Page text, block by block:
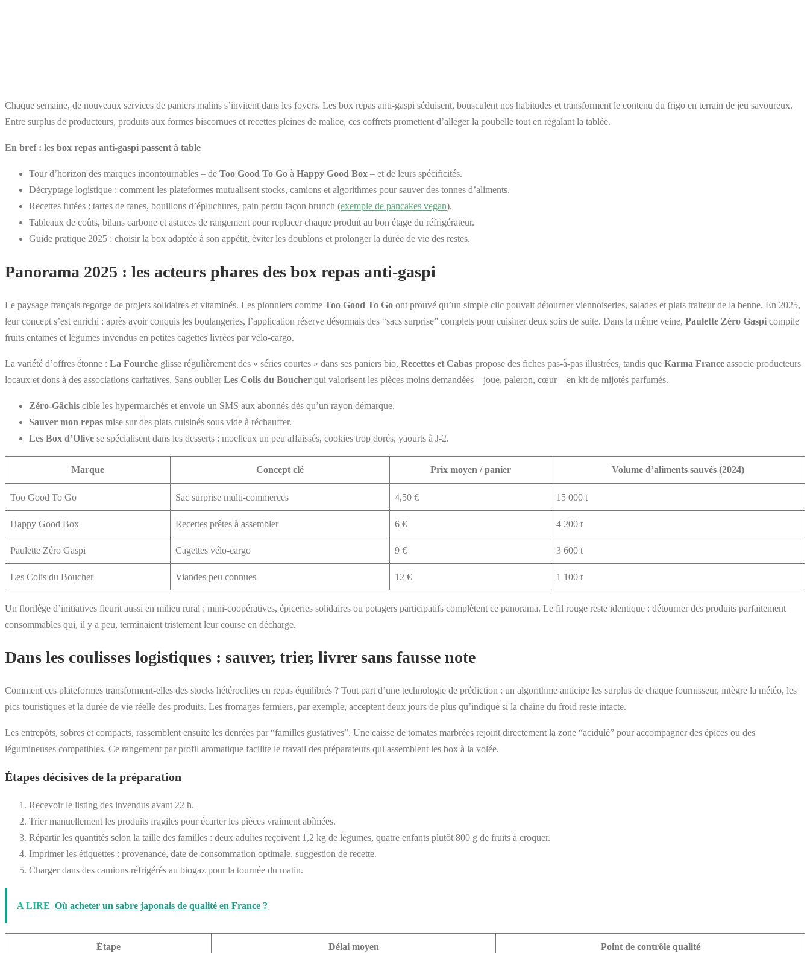
Chaque semaine, de nouveaux services de paniers malins s’invitent dans les foyers. Les box repas anti-gaspi séduisent, bousculent nos habitudes et transforment le contenu du frigo en terrain de jeu savoureux.
Entre surplus de producteurs, produits aux formes biscornues et recettes pleines de malice, ces coffrets promettent d’alléger la poubelle tout en régalant la tablée.
En bref : les box repas anti-gaspi passent à table
Tour d’horizon des marques incontournables – de Too Good To Go à Happy Good Box – et de leurs spécificités.
Décryptage logistique : comment les plateformes mutualisent stocks, camions et algorithmes pour sauver des tonnes d’aliments.
Recettes futées : tartes de fanes, bouillons d’épluchures, pain perdu façon brunch (exemple de pancakes vegan).
Tableaux de coûts, bilans carbone et astuces de rangement pour replacer chaque produit au bon étage du réfrigérateur.
Guide pratique 2025 : choisir la box adaptée à son appétit, éviter les doublons et prolonger la durée de vie des restes.
Panorama 2025 : les acteurs phares des box repas anti-gaspi
Le paysage français regorge de projets solidaires et vitaminés. Les pionniers comme Too Good To Go ont prouvé qu’un simple clic pouvait détourner viennoiseries, salades et plats traiteur de la benne. En 2025,
leur concept s’est enrichi : après avoir conquis les boulangeries, l’application réserve désormais des “sacs surprise” complets pour cuisiner deux soirs de suite. Dans la même veine, Paulette Zéro Gaspi compile
fruits entamés et légumes invendus en petites cagettes livrées par vélo-cargo.
La variété d’offres étonne : La Fourche glisse régulièrement des « séries courtes » dans ses paniers bio, Recettes et Cabas propose des fiches pas-à-pas illustrées, tandis que Karma France associe producteurs
locaux et dons à des associations caritatives. Sans oublierLes Colis du Boucher qui valorisent les pièces moins demandées – joue, paleron, cœur – en kit de mijotés parfumés.
Zéro-Gâchis cible les hypermarchés et envoie un SMS aux abonnés dès qu’un rayon démarque.
Sauver mon repas mise sur des plats cuisinés sous vide à réchauffer.
Les Box d’Olive se spécialisent dans les desserts : moelleux un peu affaissés, cookies trop dorés, yaourts à J-2.
Marque Concept clé Prix moyen / panier Volume d’aliments sauvés (2024)
Too Good To Go Sac surprise multi-commerces 4,50 € 15 000 t
Happy Good Box Recettes prêtes à assembler 6 € 4 200 t
Paulette Zéro Gaspi Cagettes vélo-cargo 9 € 3 600 t
Les Colis du Boucher Viandes peu connues 12 € 1 100 t
Un florilège d’initiatives fleurit aussi en milieu rural : mini-coopératives, épiceries solidaires ou potagers participatifs complètent ce panorama. Le fil rouge reste identique : détourner des produits parfaitement
consommables qui, il y a peu, terminaient tristement leur course en décharge.
Dans les coulisses logistiques : sauver, trier, livrer sans fausse note
Comment ces plateformes transforment-elles des stocks hétéroclites en repas équilibrés ? Tout part d’une technologie de prédiction : un algorithme anticipe les surplus de chaque fournisseur, intègre la météo, les
pics touristiques et la durée de vie réelle des produits. Les fromages fermiers, par exemple, acceptent deux jours de plus qu’indiqué si la chaîne du froid reste intacte.
Les entrepôts, sobres et compacts, rassemblent ensuite les denrées par “familles gustatives”. Une caisse de tomates marbrées rejoint directement la zone “acidulé” pour accompagner des épices ou des
légumineuses compatibles. Ce rangement par profil aromatique facilite le travail des préparateurs qui assemblent les box à la volée.
Étapes décisives de la préparation
Recevoir le listing des invendus avant 22 h.
Trier manuellement les produits fragiles pour écarter les pièces vraiment abîmées.
Répartir les quantités selon la taille des familles : deux adultes reçoivent 1,2 kg de légumes, quatre enfants plutôt 800 g de fruits à croquer.
Imprimer les étiquettes : provenance, date de consommation optimale, suggestion de recette.
Charger dans des camions réfrigérés au biogaz pour la tournée du matin.
A LIRE Où acheter un sabre japonais de qualité en France ?
Étape Délai moyen Point de contrôle qualité